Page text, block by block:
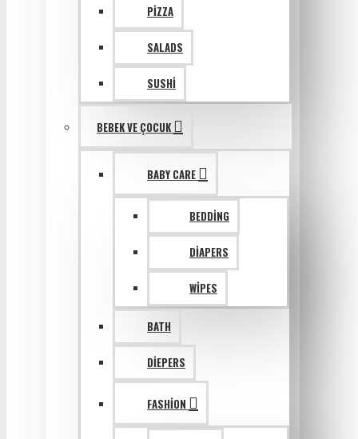
PIZZA
SALADS
SUSHI
BEBEK VE ÇOCUK
BABY CARE
BEDDING
DIAPERS
WIPES
BATH
DIEPERS
FASHION